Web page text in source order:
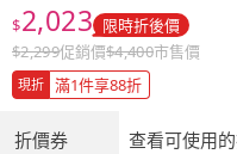
$2,023 限時折後價
$2,299促銷價$4,400市售價
現折 滿1件享88折
折價券 查看可使用